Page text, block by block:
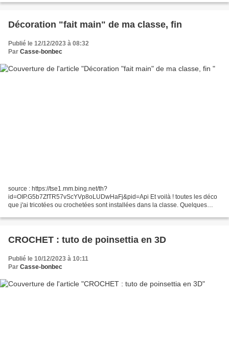
yeux,...
Décoration "fait main" de ma classe, fin
Publié le 12/12/2023 à 08:32
Par Casse-bonbec
source : https://tse1.mm.bing.net/th?
id=OIP.G5b7ZfTR57vScYVp8oLUDwHaFj&pid=Api Et voilà ! toutes les déco
que j'ai tricotées ou crochetées sont installées dans la classe. Quelques
CROCHET : tuto de poinsettia en 3D
Publié le 10/12/2023 à 10:11
Par Casse-bonbec